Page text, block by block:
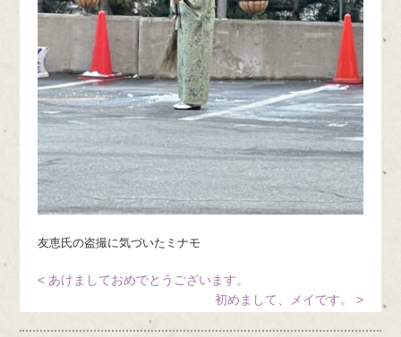
友恵氏の盗撮に気づいたミナモ
< あけましておめでとうございます。
初めまして、メイです。 >